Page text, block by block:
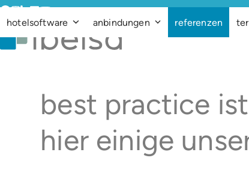
Skip
to
content
Facebook
Instagram
LinkedIn
Vimeo
hotelsoftware anbindungen referenzen
best practice
hier einige